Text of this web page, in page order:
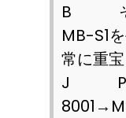
B そ
MB-S1
常に重宝
J
8001 →